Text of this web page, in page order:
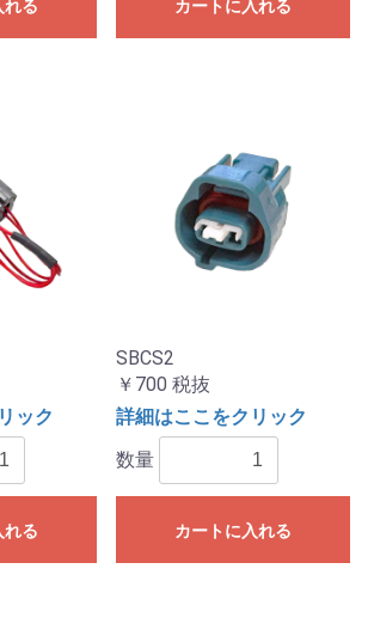
れる カートに入れる
ック
れる
SBCS2
￥700 税抜
詳細はここをクリック
数量
カートに入れる